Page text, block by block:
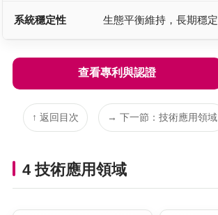
系統穩定性 生態平衡維持，長期穩定
查看專利與認證
↑ 返回目次 → 下一節：技術應用領域
4 技術應用領域